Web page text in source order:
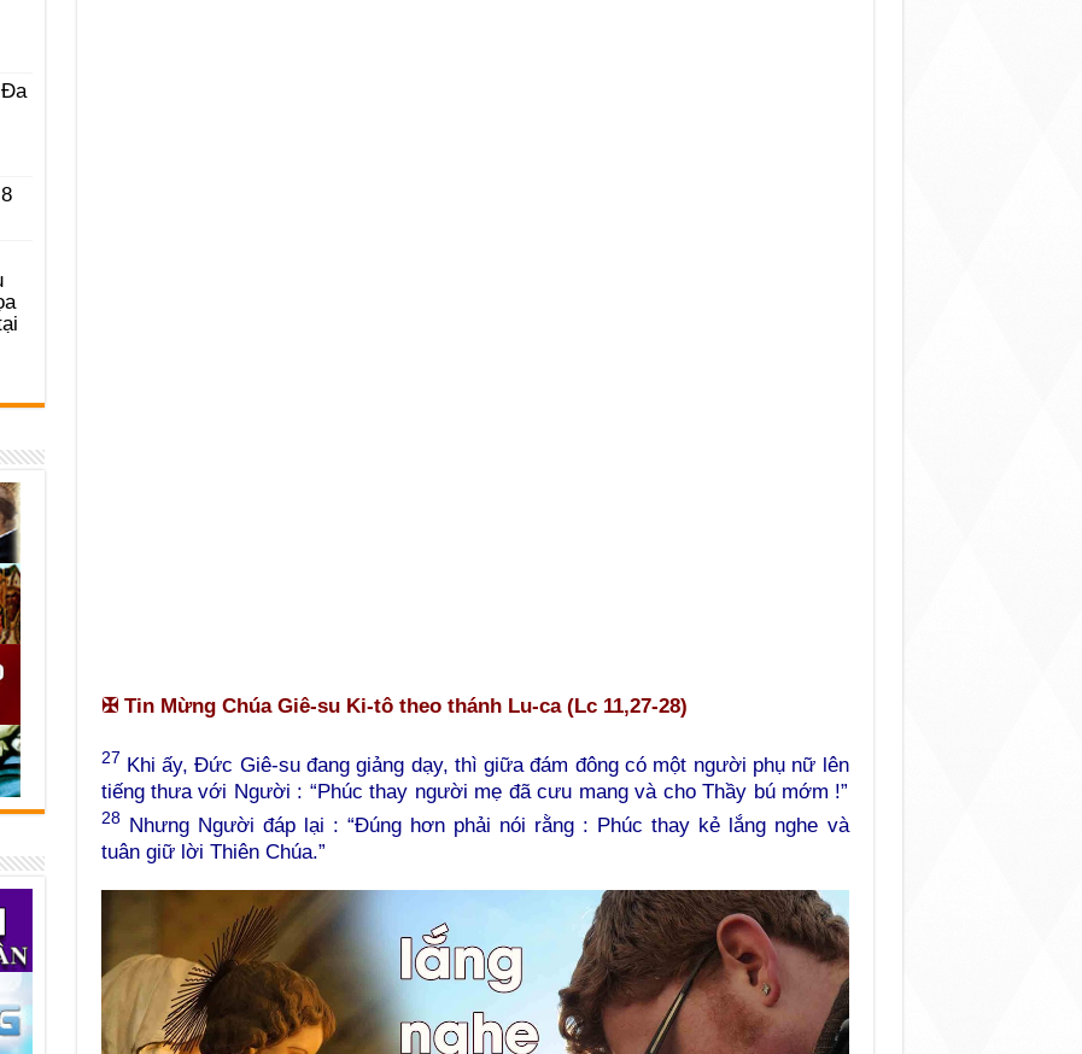
✠ Tin Mừng Chúa Giê-su Ki-tô theo thánh Lu-ca (Lc 11,27-28)
27 Khi ấy, Đức Giê-su đang giảng dạy, thì giữa đám đông có một người phụ nữ lên
tiếng thưa với Người : “Phúc thay người mẹ đã cưu mang và cho Thầy bú mớm !”
28Nhưng Người đáp lại : “Đúng hơn phải nói rằng : Phúc thay kẻ lắng nghe và
tuân giữ lời Thiên Chúa.”